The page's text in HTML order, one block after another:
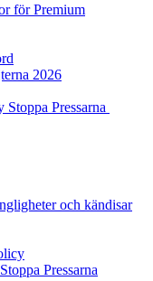
för Premium
2026
Pressarna
och kändisar
Pressarna